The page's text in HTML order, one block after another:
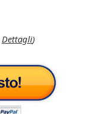
Dettagli)